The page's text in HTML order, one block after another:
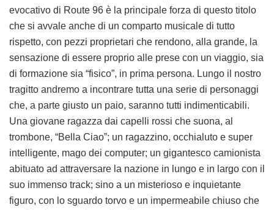
evocativo di Route 96 è la principale forza di questo titolo
che si avvale anche di un comparto musicale di tutto
rispetto, con pezzi proprietari che rendono, alla grande, la
sensazione di essere proprio alle prese con un viaggio, sia
di formazione sia “fisico”, in prima persona. Lungo il nostro
tragitto andremo a incontrare tutta una serie di personaggi
che, a parte giusto un paio, saranno tutti indimenticabili.
Una giovane ragazza dai capelli rossi che suona, al
trombone, “Bella Ciao”; un ragazzino, occhialuto e super
intelligente, mago dei computer; un gigantesco camionista
abituato ad attraversare la nazione in lungo e in largo con il
suo immenso track; sino a un misterioso e inquietante
figuro, con lo sguardo torvo e un impermeabile chiuso che